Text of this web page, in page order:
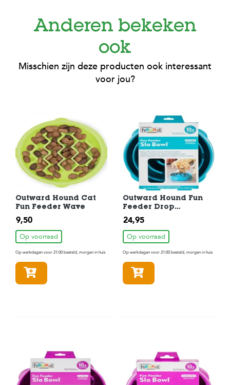
Anderen bekeken
ook
Misschien zijn deze producten ook interessant
voor jou?
Outward Hound Cat
Fun Feeder Wave
9,50
Op voorraad
Op werkdagen voor 21:00 besteld, morgen in huis
Outward Hound Fun
Feeder Drop
Turquoise Large
24,95
Op voorraad
Op werkdagen voor 21:00 besteld, morgen in huis